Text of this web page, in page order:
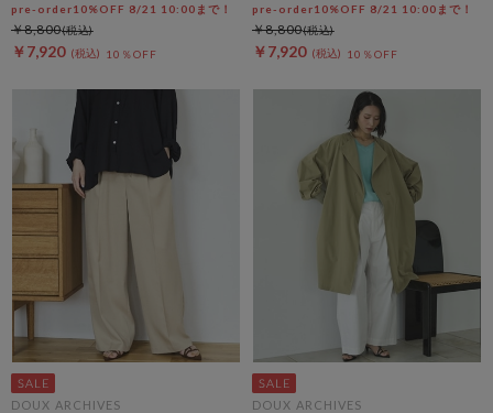
pre-order10%OFF 8/21 10:00まで！
￥7,920 10％OFF
￥8,800
pre-order10%OFF 8/21 10:00まで！
￥7,920 10％OFF
￥8,800
DOUX ARCHIVES DOUX ARCHIVES